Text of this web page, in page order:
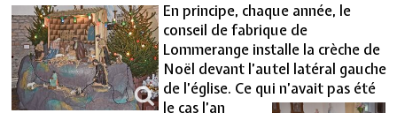
Vie Municipale
En principe, chaque année, le
conseil de fabrique de
Lommerange installe la crèche de
Noël devant l’autel latéral gauche
de l’église. Ce qui n’avaitpas été
le cas l’an